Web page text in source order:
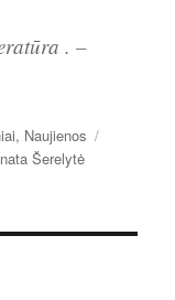
. –
, Naujienos
Šerelytė